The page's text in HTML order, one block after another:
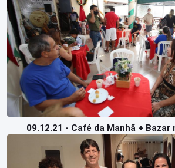
09.12.21 - Café da Manhã + Bazar